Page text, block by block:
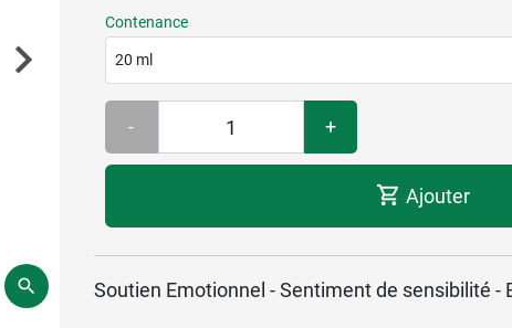
Contenance
20 ml
- +
Ajouter
Soutien Emotionnel - Sentiment de sensibilité -